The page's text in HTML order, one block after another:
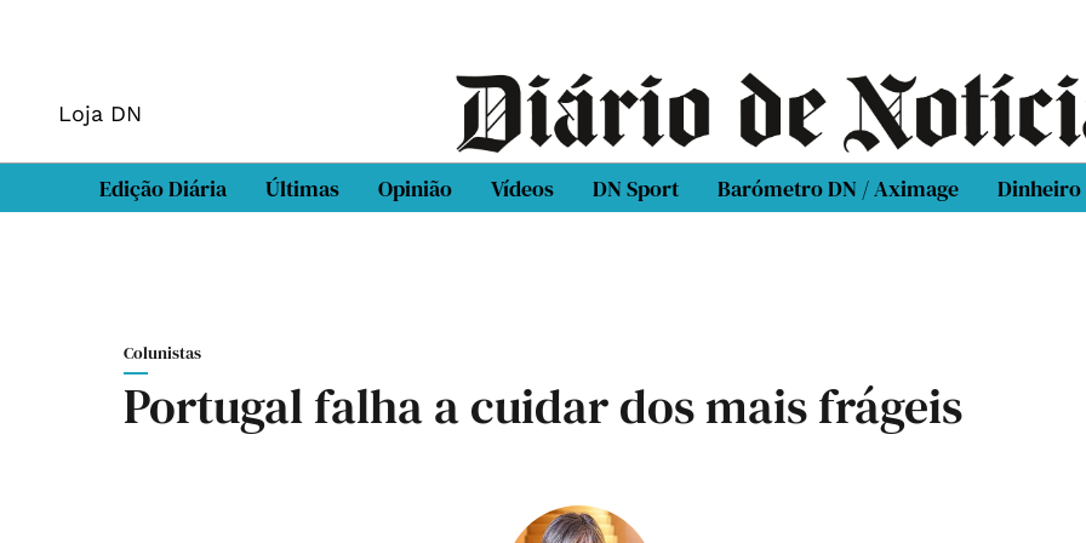
Loja DN
Edição Diária Últimas Opinião Vídeos DN Sport Barómetro DN / Aximage Dinheiro
Colunistas
Portugal falha a cuidar dos mais frágeis